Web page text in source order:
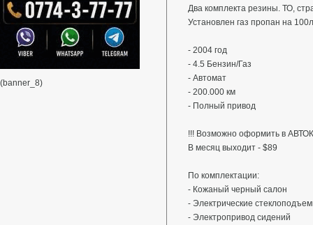
(banner_8)
Два комплекта резины. ТО,
Установлен газ пропан на
- 2004 год
- 4.5 Бензин/Газ
- Автомат
- 200.000 км
- Полный привод
!!! Возможно оформить в
В месяц выходит - $89
По комплектации:
⁃ Кожаный черный салон
⁃ Электрические
⁃ Электропривод сидений